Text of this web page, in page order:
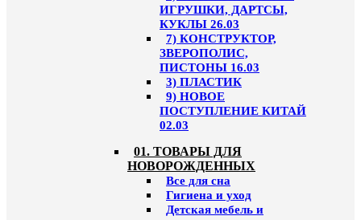
ИГРУШКИ, ДАРТСЫ,
КУКЛЫ 26.03
7) КОНСТРУКТОР,
ЗВЕРОПОЛИС,
ПИСТОНЫ 16.03
3) ПЛАСТИК
9) НОВОЕ
ПОСТУПЛЕНИЕ КИТАЙ
02.03
01. ТОВАРЫ ДЛЯ
НОВОРОЖДЕННЫХ
Все для сна
Гигиена и уход
Детская мебель и